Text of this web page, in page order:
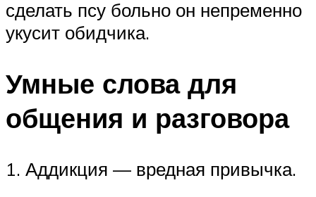
сделать псу больно он непременно
укусит обидчика.
Умные слова для
общения и разговора
1. Аддикция — вредная привычка.